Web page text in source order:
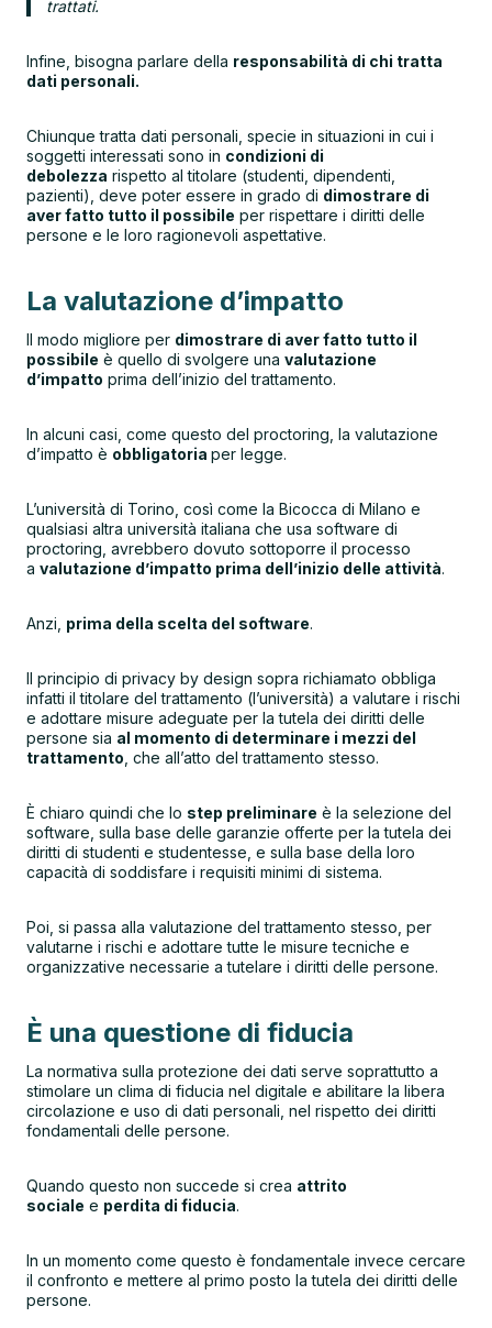
trattati.
Infine, bisogna parlare della responsabilità di chi tratta
dati personali.
Chiunque tratta dati personali, specie in situazioni in cui i
soggetti interessati sono in condizioni di
debolezza rispetto al titolare (studenti, dipendenti,
pazienti), deve poter essere in grado di dimostrare di
aver fatto tutto il possibile per rispettare i diritti delle
persone e le loro ragionevoli aspettative.
La valutazione d’impatto
Il modo migliore per dimostrare di aver fatto tutto il
possibile è quello di svolgere una valutazione
d’impatto prima dell’inizio del trattamento.
In alcuni casi, come questo del proctoring, la valutazione
d’impatto è obbligatoria per legge.
L’università di Torino, così come la Bicocca di Milano e
qualsiasi altra università italiana che usa software di
proctoring, avrebbero dovuto sottoporre il processo
a valutazione d’impatto prima dell’inizio delle attività.
Anzi, prima della scelta del software.
Il principio di privacy by design sopra richiamato obbliga
infatti il titolare del trattamento (l’università) a valutare i rischi
e adottare misure adeguate per la tutela dei diritti delle
persone sia al momento di determinare i mezzi del
trattamento , che all’atto del trattamento stesso.
È chiaro quindi che lo step preliminare è la selezione del
software, sulla base delle garanzie offerte per la tutela dei
diritti di studenti e studentesse, e sulla base della loro
capacità di soddisfare i requisiti minimi di sistema.
Poi, si passa alla valutazione del trattamento stesso, per
valutarne i rischi e adottare tutte le misure tecniche e
organizzative necessarie a tutelare i diritti delle persone.
È una questione di fiducia
La normativa sulla protezione dei dati serve soprattutto a
stimolare un clima di fiducia nel digitale e abilitare la libera
circolazione e uso di dati personali, nel rispetto dei diritti
fondamentali delle persone.
Quando questo non succede si crea attrito
sociale e perdita di fiducia.
In un momento come questo è fondamentale invece cercare
il confronto e mettere al primo posto la tutela dei diritti delle
persone.